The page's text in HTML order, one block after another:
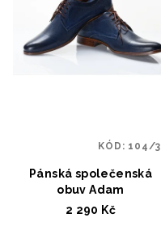
Pánská společenská
obuv Adam
2 290 Kč
KÓD: 104/